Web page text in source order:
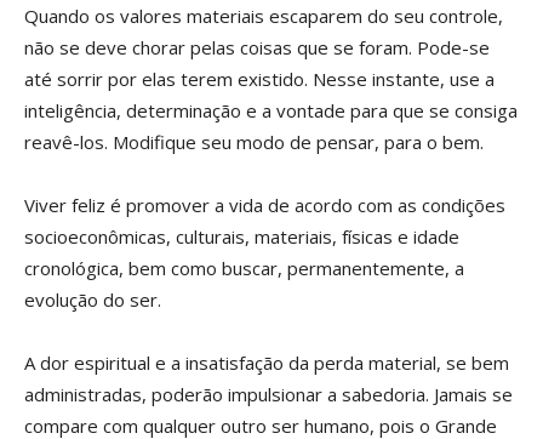
Quando os valores materiais escaparem do seu controle,
não se deve chorar pelas coisas que se foram. Pode-se
até sorrir por elas terem existido. Nesse instante, use a
inteligência, determinação e a vontade para que se consiga
reavê-los. Modifique seu modo de pensar, para o bem.
Viver feliz é promover a vida de acordo com as condições
socioeconômicas, culturais, materiais, físicas e idade
cronológica, bem como buscar, permanentemente, a
evolução do ser.
A dor espiritual e a insatisfação da perda material, se bem
administradas, poderão impulsionar a sabedoria. Jamais se
compare com qualquer outro ser humano, pois o Grande